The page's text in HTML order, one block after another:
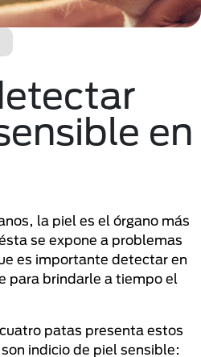
en
la piel es el órgano más
se expone a problemas
es importante detectar en
para brindarle a tiempo el
patas presenta estos
indicio de piel sensible: